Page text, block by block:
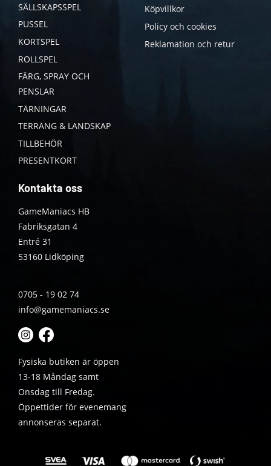
SÄLLSKAPSSPEL
PUSSEL
KORTSPEL
ROLLSPEL
FÄRG, SPRAY OCH
PENSLAR
TÄRNINGAR
TERRÄNG & LANDSKAP
TILLBEHÖR
PRESENTKORT
Köpvillkor
Policy och cookies
Reklamation och retur
Kontakta oss
GameManiacs HB
Fabriksgatan 4
Entré 31
53160 Lidköping
0705 - 19 02 74
info@gamemaniacs.se
Fysiska butiken är öppen
13-18 Måndag samt
Onsdag till Fredag.
Öppettider för evenemang
annonseras separat.